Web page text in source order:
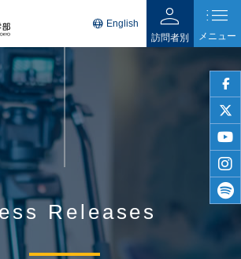
twitter
language English person
訪問者別
list
メニュー
Releases